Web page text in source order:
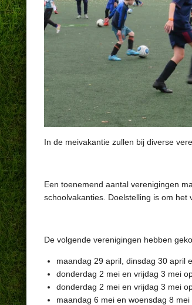
In de meivakantie zullen bij diverse
Een toenemend aantal verenigingen
schoolvakanties. Doelstelling is om
De volgende verenigingen hebben
maandag 29 april, dinsdag 30 april
donderdag 2 mei en vrijdag 3 mei
donderdag 2 mei en vrijdag 3 mei
maandag 6 mei en woensdag 8